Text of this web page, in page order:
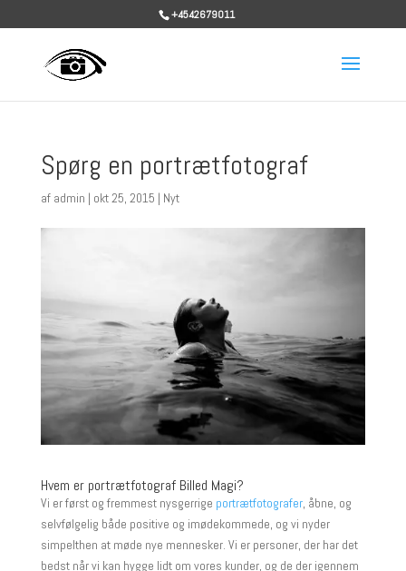
+4542679011
Spørg en portrætfotograf
af admin | okt 25, 2015 | Nyt
Hvem er portrætfotograf Billed Magi?
Vi er først og fremmest nysgerrige portrætfotografer, åbne, og
selvfølgelig både positive og imødekommede, og vi nyder
simpelthen at møde nye mennesker. Vi er personer, der har det
bedst når vi kan hygge lidt om vores kunder, og de der igennem